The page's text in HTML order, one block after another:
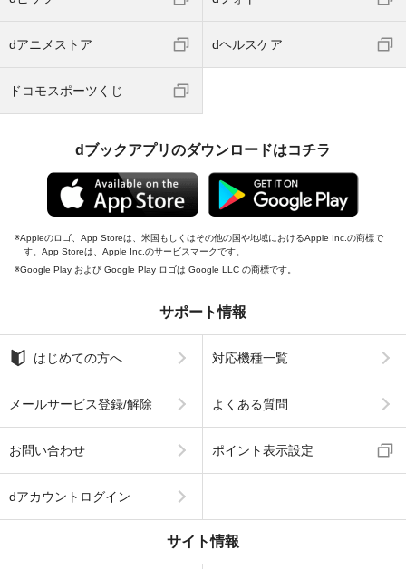
dアニメストア dヘルスケア
ドコモスポーツくじ
dブックアプリのダウンロードはコチラ
Appleのロゴ、App Storeは、米国もしくはその他の国や地域におけるApple Inc.の商標で
す。App Storeは、Apple Inc.のサービスマークです。
Google Play および Google Play ロゴは Google LLC の商標です。
サポート情報
はじめての方へ 対応機種一覧
メールサービス登録/解除 よくある質問
お問い合わせ ポイント表示設定
dアカウントログイン
サイト情報